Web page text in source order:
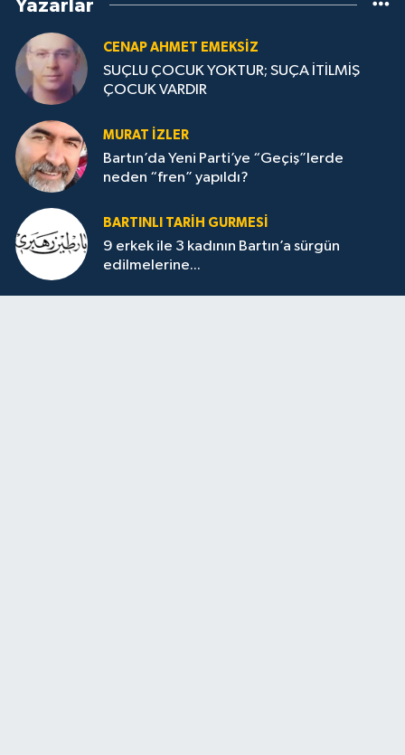
Yazarlar
CENAP AHMET EMEKSİZ
SUÇLU ÇOCUK YOKTUR; SUÇA İTİLMİŞ
ÇOCUK VARDIR
MURAT İZLER
Bartın’da Yeni Parti’ye “Geçiş”lerde
neden “fren” yapıldı?
BARTINLI TARIH GURMESI
9 erkek ile 3 kadının Bartın’a sürgün
edilmelerine...